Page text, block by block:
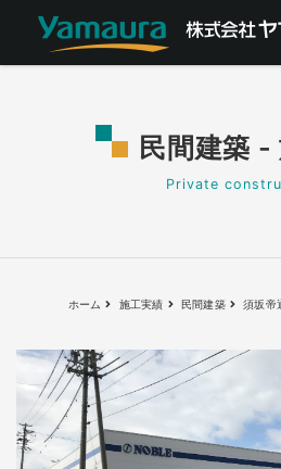
民間建築 -
Private
ホーム 施工実績 民間建築 須坂帝